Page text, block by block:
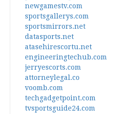
newgamestv.com
sportsgallerys.com
sportsmirrors.net
datasports.net
atasehirescortu.net
engineeringtechub.com
jerryescorts.com
attorneylegal.co
voomb.com
techgadgetpoint.com
tvsportsguide24.com